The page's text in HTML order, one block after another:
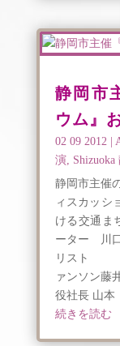
静岡市
ウム』
02 09 2012|
演, Shizuoka
静岡市主催
ィスカッシ
ける交通ま
ーター 川
リスト
ァンソン
役社長 山
続きを読む